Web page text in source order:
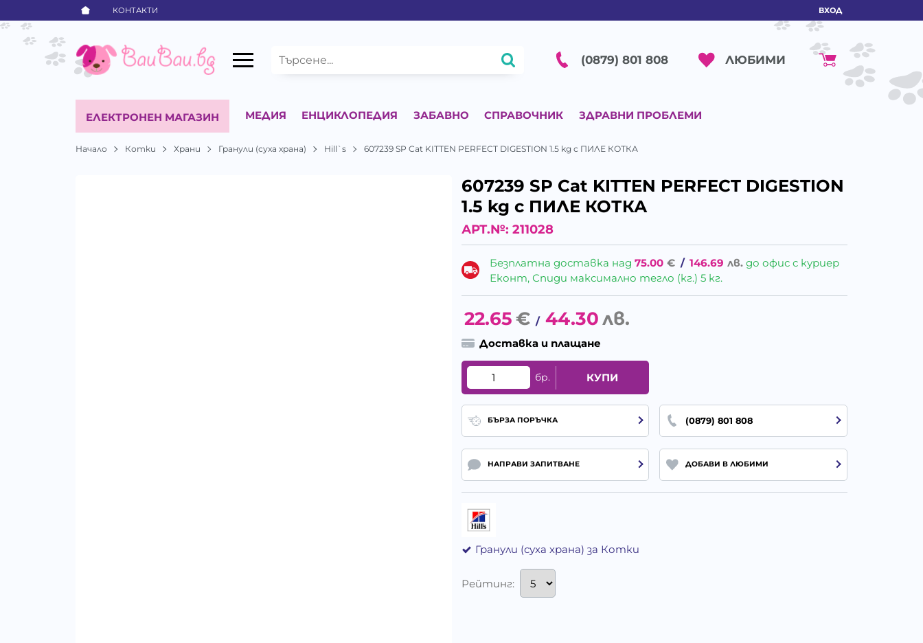
КОНТАКТИ ВХОД
(0879) 801 808 ЛЮБИМИ
ЕЛЕКТРОНЕН МАГАЗИН МЕДИЯ ЕНЦИКЛОПЕДИЯ ЗАБАВНО СПРАВОЧНИК ЗДРАВНИ ПРОБЛЕМИ
Начало Котки Храни Гранули (суха храна) Hill`s 607239 SP Cat KITTEN PERFECT DIGESTION 1.5 kg с ПИЛЕ КОТКА
607239 SP Cat KITTEN PERFECT DIGESTION
1.5 kg с ПИЛЕ КОТКА
АРТ.№: 211028
Безплатна доставка над75.00 € / 146.69 лв. до офис с куриер
Еконт, Спиди максимално тегло (кг.) 5 кг.
22.65€ / 44.30лв.
Доставка и плащане
бр. КУПИ
БЪРЗА ПОРЪЧКА (0879) 801 808
НАПРАВИ ЗАПИТВАНЕ ДОБАВИ В ЛЮБИМИ
Гранули (суха храна) за Котки
Рейтинг: